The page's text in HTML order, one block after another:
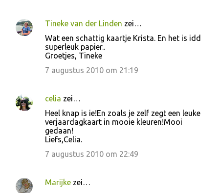
Tineke van der Linden zei…
Wat een schattig kaartje Krista. En het is idd
superleuk papier..
Groetjes, Tineke
7 augustus 2010 om 21:19
celia zei…
Heel knap is ie!En zoals je zelf zegt een leuke
verjaardagkaart in mooie kleuren!Mooi
gedaan!
Liefs,Celia.
7 augustus 2010 om 22:49
Marijke zei…